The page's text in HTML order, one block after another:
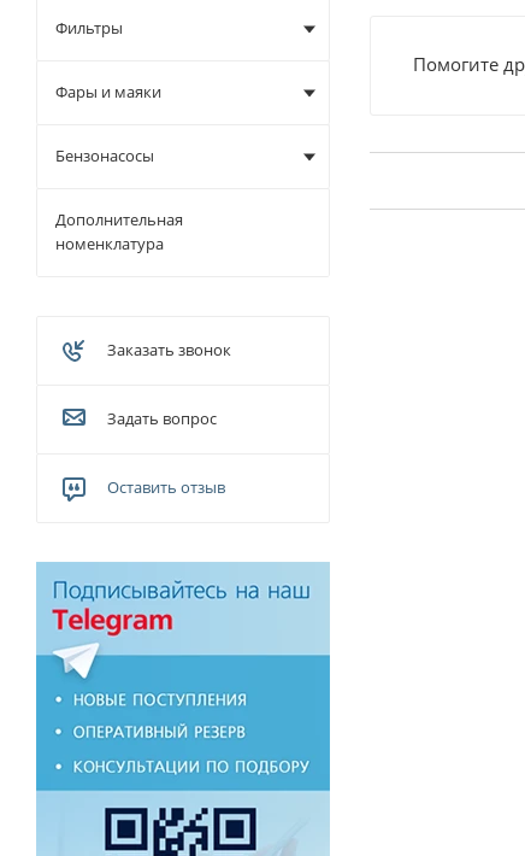
Помогите
Фильтры
Фары и маяки
Бензонасосы
Дополнительная
номенклатура
Заказать звонок
Задать вопрос
Оставить отзыв